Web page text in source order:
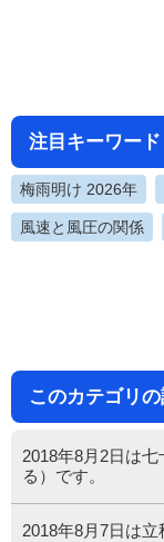
注目キーワード
梅雨明け 2026年
風速と風圧の関係
このカテゴリ
2018年8月2日は
る）です。
2018年8月7日は立